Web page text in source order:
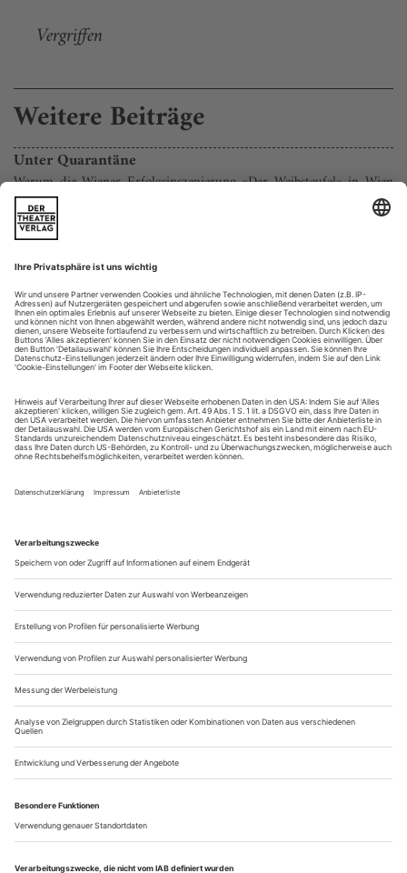
Vergriffen
Weitere Beiträge
Unter Quarantäne
Warum die Wiener Erfolgsinszenierung «Der Weibsteufel» in Wien
nicht mehr gespielt werden sollte
Martin Kusejs Wiener Inszenierung von Karl Schönherrs
«Weibsteufel» war eine der erfolgreichsten Produktionen der
eingeladen, das Ensemble wurde mit dem 3sat-Preis
ausgezeichnet, Hauptdarstellerin Birgit Minichmayr in der
Theater-heute-Um­frage zur «Schauspielerin des Jahres»
gewählt.
Auch beim Publikum war...
Alfred de Musset «Lorenzaccio»
Florenz des Jahres 1537 ist mit dem jungen Alessandro de’
Medici ein brutaler, genusssüchtiger Fürst an der Macht, vor
dem keine Party und keine Jungfrau sicher ist. Sein Cousin
Lorenzo, genannt Lorenzaccio, ist sein engster Vertrauter –
und sein Mörder. Soweit der historische Hintergrund eines
Stücks,...
Yachtclub Helsingör
Shakespeare «Hamlet»
Ein Grund für den ungebrochenen Publikumserfolg Christian
Stückls als Regie führender Intendant des Münchner
Volkstheaters ist seine Fähigkeit, vielinterpretierte Klassiker,
Shakespeare vor allem, so zu inszenieren, als sähe er sie zum
ersten Mal. Stückl schafft es ohne mit der Wimper zu zucken,